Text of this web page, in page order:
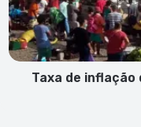
situou-
se
em
6,8%
Taxa de inflação